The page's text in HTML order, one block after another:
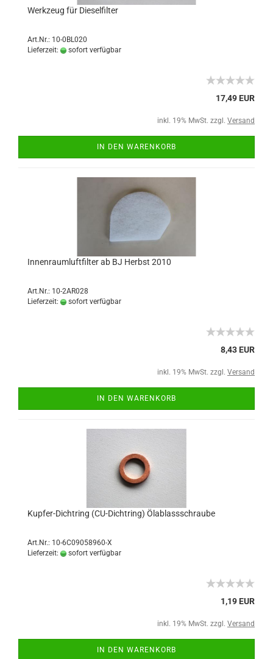
Werkzeug für Dieselfilter
Art.Nr.: 10-0BL020
Lieferzeit:
sofort verfügbar
17,49 EUR
inkl. 19% MwSt. zzgl. Versand
IN DEN WARENKORB
Innenraumluftfilter ab BJ Herbst 2010
Art.Nr.: 10-2AR028
Lieferzeit:
sofort verfügbar
8,43 EUR
inkl. 19% MwSt. zzgl. Versand
IN DEN WARENKORB
Kupfer-Dichtring (CU-Dichtring) Ölablassschraube
Art.Nr.: 10-6C09058960-X
Lieferzeit:
sofort verfügbar
1,19 EUR
inkl. 19% MwSt. zzgl. Versand
IN DEN WARENKORB